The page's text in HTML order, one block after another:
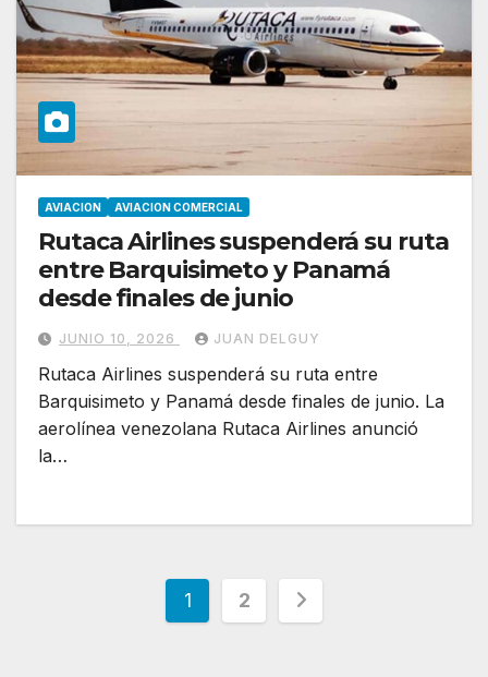
AVIACION AVIACION COMERCIAL
Rutaca Airlines suspenderá su ruta
entre Barquisimeto y Panamá
desde finales de junio
JUNIO 10, 2026 JUAN DELGUY
Rutaca Airlines suspenderá su ruta entre
Barquisimeto y Panamá desde finales de junio. La
aerolínea venezolana Rutaca Airlines anunció
la…
Paginación
1 2